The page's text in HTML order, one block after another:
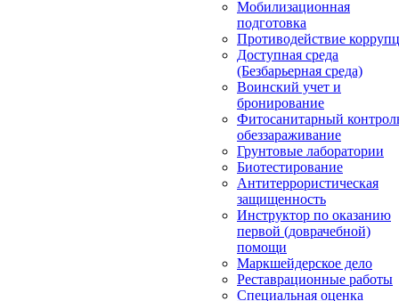
Мобилизационная
подготовка
Противодействие
Доступная среда
(Безбарьерная среда)
Воинский учет и
бронирование
Фитосанитарный
обеззараживание
Грунтовые лаборатории
Биотестирование
Антитеррористическая
защищенность
Инструктор по оказанию
первой (доврачебной)
помощи
Маркшейдерское дело
Реставрационные работы
Специальная оценка